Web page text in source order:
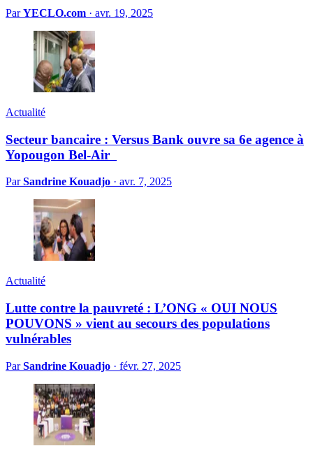
ParYECLO.com · avr. 19, 2025
Actualité
Secteur bancaire : Versus Bank ouvre sa 6e agence à
Yopougon Bel-Air
ParSandrine Kouadjo · avr. 7, 2025
Actualité
Lutte contre la pauvreté : L’ONG « OUI NOUS
POUVONS » vient au secours des populations
vulnérables
ParSandrine Kouadjo · févr. 27, 2025